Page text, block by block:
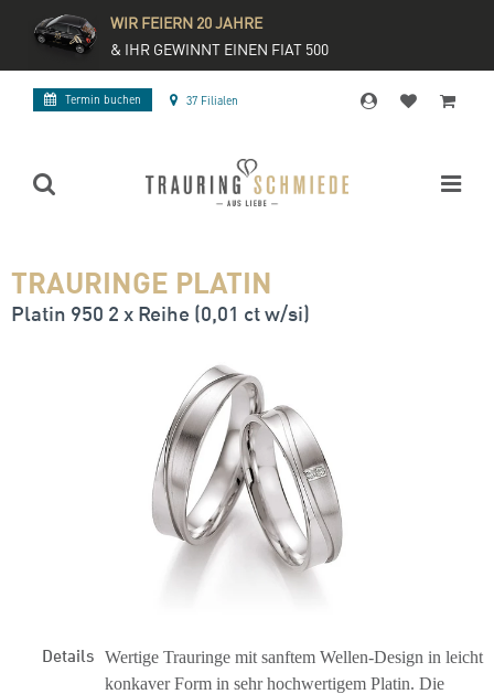
WIR FEIERN 20 JAHRE
& IHR GEWINNT EINEN FIAT 500
Termin buchen 37 Filialen
TRAURINGE PLATIN
Platin 950 2 x Reihe (0,01 ct w/si)
Details Wertige Trauringe mit sanftem Wellen-Design in leicht
konkaver Form in sehr hochwertigem Platin. Die